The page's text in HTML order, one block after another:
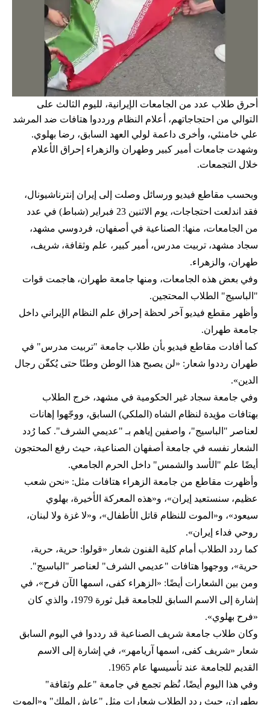
أحرق طلاب عدد من الجامعات الإيرانية، لليوم الثالث على
التوالي من احتجاجاتهم، أعلام النظام ورددوا هتافات ضد المرشد
علي خامنئي، وأخرى داعمة لولي العهد السابق، رضا بهلوي.
وشهدت جامعات أمير كبير وطهران والزهراء إحراق الأعلام
خلال التجمعات.
وبحسب مقاطع فيديو ورسائل وصلت إلى إيران إنترناشيونال،
فقد اندلعت احتجاجات، يوم الاثنين 23 فبراير (شباط) في عدد
من الجامعات، منها: الصناعية في أصفهان، فردوسي مشهد،
سجاد مشهد، تربيت مدرس، أمير كبير، علم وثقافة، شريف،
طهران، والزهراء.
وفي بعض هذه الجامعات، ومنها جامعة طهران، هاجمت قوات
"الباسيج" الطلاب المحتجين.
وأظهر مقطع فيديو آخر لحظة إحراق علم النظام الإيراني داخل
جامعة طهران.
كما أفادت مقاطع فيديو بأن طلاب جامعة "تربيت مدرس" في
طهران رددوا شعار: «لن يصبح هذا الوطن وطنًا حتى يُكفّن رجال
الدين».
وفي جامعة سجاد غير الحكومية في مشهد، خرج الطلاب
بهتافات مؤيدة لنظام الشاه (الملكي) السابق، ووجّهوا إهانات
لعناصر "الباسيج"، واصفين إياهم بـ "عديمي الشرف". كما رُدد
الشعار نفسه في جامعة أصفهان الصناعية، حيث رفع المحتجون
أيضًا علم "الأسد والشمس" داخل الحرم الجامعي.
وأظهرت مقاطع من جامعة الزهراء هتافات مثل: «نحن شعب
عظيم، سنستعيد إيران»، و«هذه المعركة الأخيرة، بهلوي
سيعود»، و«الموت للنظام قاتل الأطفال»، و«لا غزة ولا لبنان،
روحي فداء إيران».
كما ردد الطلاب أمام كلية الفنون شعار «قولوا: حرية، حرية،
حرية»، ووجهوا هتافات "عديمي الشرف" لعناصر "الباسيج".
ومن بين الشعارات أيضًا: «الزهراء كفى، اسمها الآن فرح»، في
إشارة إلى الاسم السابق للجامعة قبل ثورة 1979، والذي كان
«فرح بهلوي».
وكان طلاب جامعة شريف الصناعية قد رددوا في اليوم السابق
شعار «شريف كفى، اسمها آريامهر»، في إشارة إلى الاسم
القديم للجامعة عند تأسيسها عام 1965.
وفي هذا اليوم أيضًا، نُظم تجمع في جامعة "علم وثقافة"
بطهران، حيث ردد الطلاب شعارات مثل "عاش الملك" و«الموت